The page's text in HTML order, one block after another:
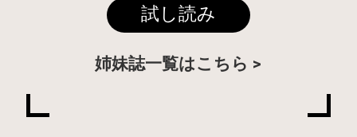
試し読み
姉妹誌一覧はこちら